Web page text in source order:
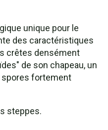
unique pour le
des caractéristiques
crêtes densément
de son chapeau, un
spores fortement
steppes.